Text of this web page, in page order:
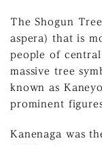
The Shogun
aspera) that is
people of
massive tree
known as
prominent
Kanenaga was